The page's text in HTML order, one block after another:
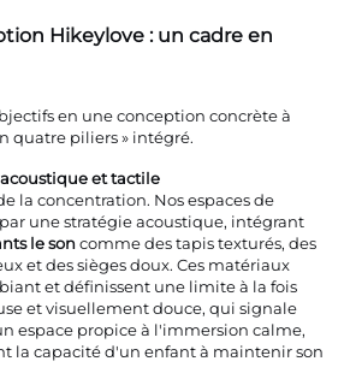
Hikeylove : un cadre en
en une conception concrète à
quatre piliers » intégré.
acoustique et tactile
la concentration. Nos espaces de
une stratégie acoustique, intégrant
le soncomme des tapis texturés, des
et des sièges doux. Ces matériaux
et définissent une limite à la fois
et visuellement douce, qui signale
espace propice à l'immersion calme,
la capacité d'un enfant à maintenir son